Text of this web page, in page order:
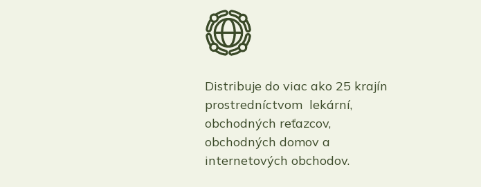
Distribuje do viac ako 25 krajín
prostredníctvom lekární,
obchodných reťazcov,
obchodných domov a
internetových obchodov.